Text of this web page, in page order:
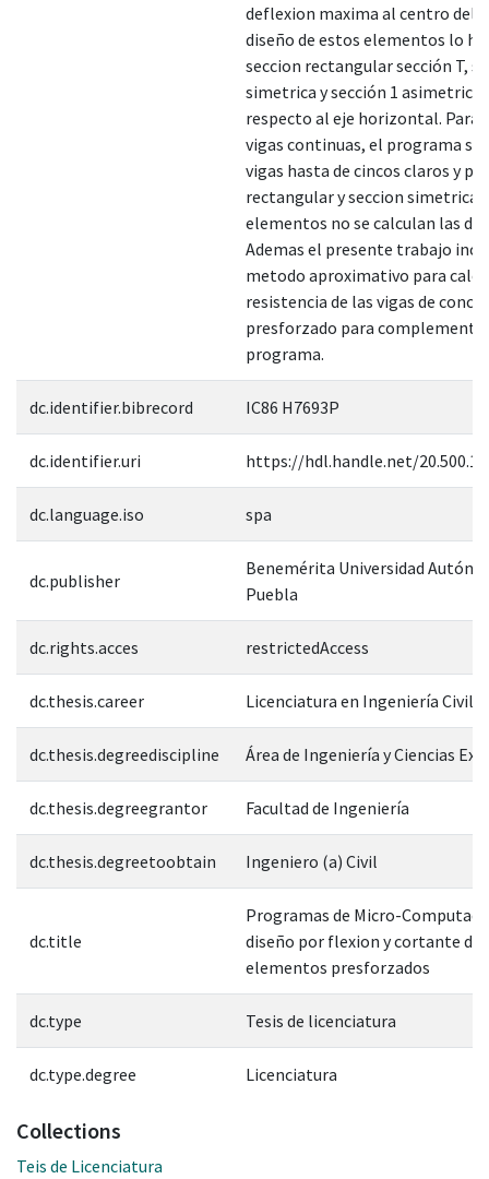
deflexion maxima al centro del
diseño de estos elementos lo
seccion rectangular sección T,
simetrica y sección 1 asimetrica
respecto al eje horizontal. Para
vigas continuas, el programa
vigas hasta de cincos claros y
rectangular y seccion simetrica
elementos no se calculan las
Ademas el presente trabajo
metodo aproximativo para
resistencia de las vigas de
presforzado para
programa.
dc.identifier.bibrecord IC86 H7693P
dc.identifier.uri https://hdl.handle.net/
dc.language.iso spa
dc.publisher
Benemérita Universidad
Puebla
dc.rights.acces restrictedAccess
dc.thesis.career Licenciatura en Ingeniería Civil
dc.thesis.degreediscipline Área de Ingeniería y Ciencias
dc.thesis.degreegrantor Facultad de Ingeniería
dc.thesis.degreetoobtain Ingeniero (a) Civil
dc.title
Programas de Micro-
diseño por flexion y cortante de
elementos presforzados
dc.type Tesis de licenciatura
dc.type.degree Licenciatura
Collections
Teis de Licenciatura